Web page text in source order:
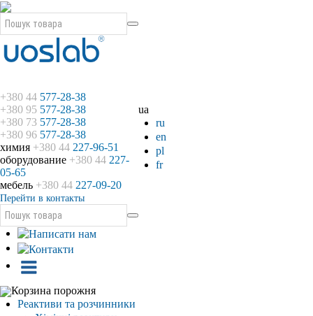
ua
ru
en
pl
fr
+380 44 577-28-38
+380 95 577-28-38
+380 73 577-28-38
+380 96 577-28-38
химия +380 44 227-96-51
оборудование +380 44 227-
05-65
мебель +380 44 227-09-20
Перейти в контакты
Корзина порожня
Реактиви та розчинники